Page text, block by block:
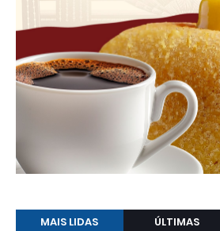
MAIS LIDAS ÚLTIMAS